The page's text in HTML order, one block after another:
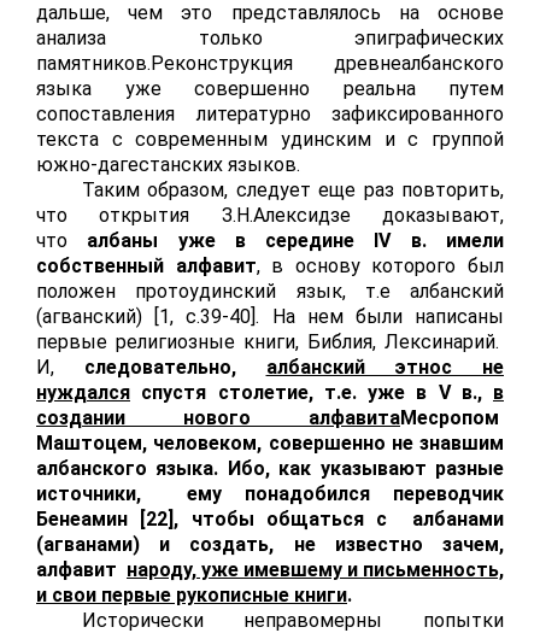
дальше, чем это представлялось на основе
анализа только эпиграфических
памятников.Реконструкция древнеалбанского
языка уже совершенно реальна путем
сопоставления литературно зафиксированного
текста с современным удинским и с группой
южно-дагестанских языков.
Таким образом, следует еще раз повторить,
что открытия З.Н.Алексидзе доказывают,
что албаны уже в середине IVв. имели
собственный алфавит, в основу которого был
положен протоудинский язык, т.е албанский
(агванский) [1,c.39-40]. На нем были написаны
первые религиозные книги, Библия, Лексинарий.
И, следовательно, албанский этнос не
нуждался спустя столетие, т.е. уже в Vв., в
создании нового алфавитаМесропом
Маштоцем, человеком, совершенно не знавшим
албанского языка. Ибо, как указывают разные
источники, ему понадобился переводчик
Бенеамин [22], чтобы общаться с албанами
(агванами) и создать, не известно зачем,
алфавит народу, уже имевшему и письменность,
и свои первые рукописные книги.
Исторически неправомерны попытки